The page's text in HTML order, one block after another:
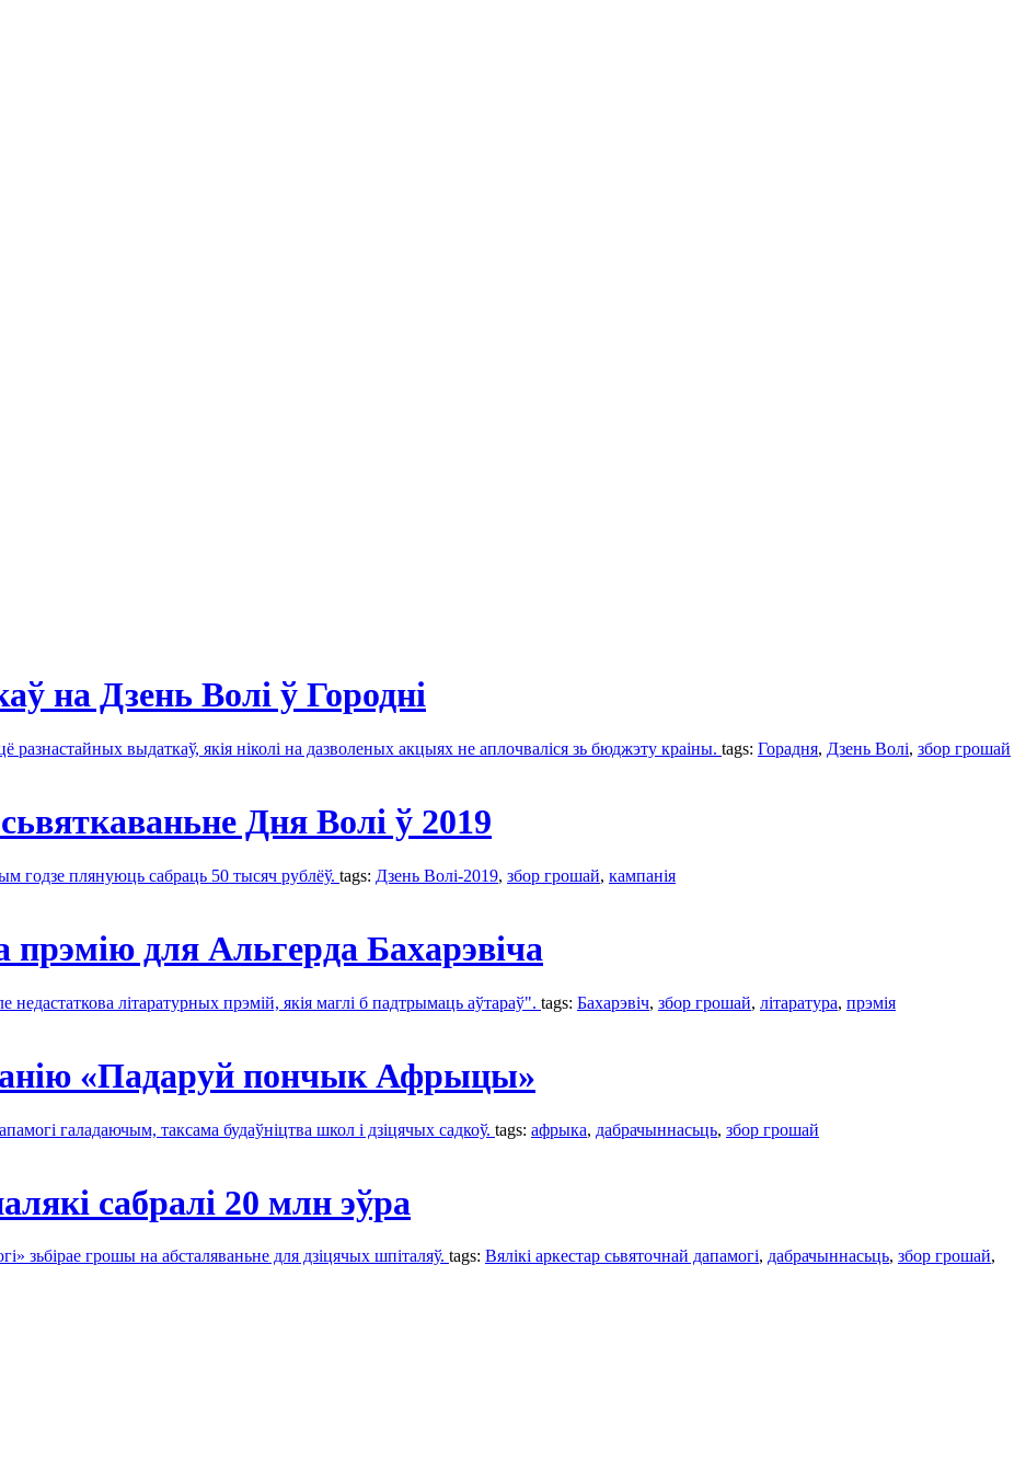
на Дзень Волі ў Городні
разнастайных выдаткаў, якія ніколі на дазволеных акцыях не аплочваліся зь бюджэту краіны. tags: Горадня, Дзень Волi, збор грошай
Дня Волі ў 2019
годзе плянуюць сабраць 50 тысяч рублёў. tags: Дзень Волі-2019, збор грошай, кампанія
прэмію для Альгерда Бахарэвіча
літаратурных прэмій, якія маглі б падтрымаць аўтараў". tags: Бахарэвіч, збор грошай, літаратура, прэмія
«Падаруй пончык Афрыцы»
галадаючым, таксама будаўніцтва школ і дзіцячых садкоў. tags: афрыка, дабрачыннасьць, збор грошай
сабралі 20 млн эўра
зьбірае грошы на абсталяваньне для дзіцячых шпіталяў. tags: Вялікі аркестар сьвяточнай дапамогі, дабрачыннасьць, збор грошай,